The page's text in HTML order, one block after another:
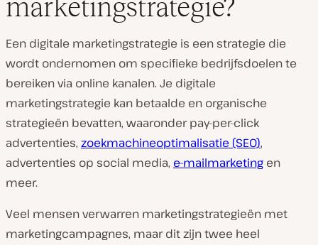
marketingstrategie?
Een digitale marketingstrategie is een strategie die
wordt ondernomen om specifieke bedrijfsdoelen te
bereiken via online kanalen. Je digitale
marketingstrategie kan betaalde en organische
strategieën bevatten, waaronder pay-per-click
advertenties, zoekmachineoptimalisatie (SEO),
advertenties op social media, e-mailmarketing en
meer.
Veel mensen verwarren marketingstrategieën met
marketingcampagnes, maar dit zijn twee heel